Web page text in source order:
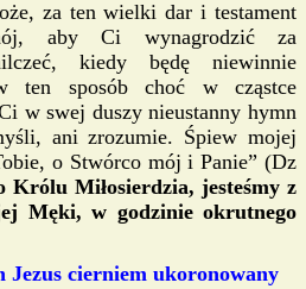
za ten wielki dar i testament
aby Ci wynagrodzić za
kiedy będę niewinnie
ten sposób choć w cząstce
w swej duszy nieustanny hymn
ani zrozumie. Śpiew mojej
o Stwórco mój i Panie” (Dz
Królu Miłosierdzia, jesteśmy z
Męki, w godzinie okrutnego
Jezus cierniem ukoronowany